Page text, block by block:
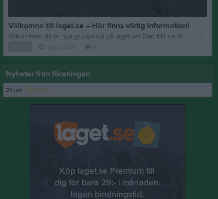
Välkomna till laget.se – Här finns viktig information!
Välkommen till er nya gruppsida på laget.se! Den blir central i all kommunikation mellan aktiva, ledare, föräldrar och andra intresserade. För att komma igång direkt med en bra kommunikation i och omkring gruppen finns ett antal viktiga punkter för sidans administratör: • Logga in och lägga till alla aktiva och ledare under Medlemmar. • Fylla på kalendern med alla inplanerade aktiviteter. Matcher läggs till via Serier medan träningar och andra aktiviteter läggs till via Aktiviteter. • Skriv nyheter löpande och berätta om verksamheten. I takt med att nya nyheter läggs till kommer den här nyhetstexten att försvinna. Om någon i gruppen har frågor om laget.se är man alltid välkommen att kontakta vår support på support@laget.se eller 019-15 44 00. Varmt välkomna till laget.se!
Nyheter från föreningen
26 jun Årsmöte